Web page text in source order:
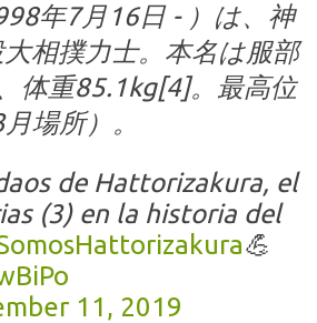
年7月16日 - ）は、神
相撲力士。本名は服部
体重85.1kg[4]。最高位
場所）。
de Hattorizakura, el
(3) en la historia del
💪
11, 2019